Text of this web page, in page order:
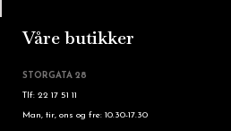
Våre butikker
STORGATA 28
Tlf: 22 17 51 11
Man, tir, ons og fre: 10.30-17.30